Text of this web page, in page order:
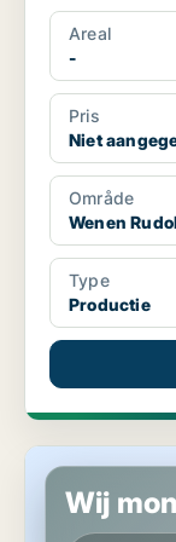
Areal
-
Pris
Niet
Område
Wenen
Type
Productie
Industrieel
Wij